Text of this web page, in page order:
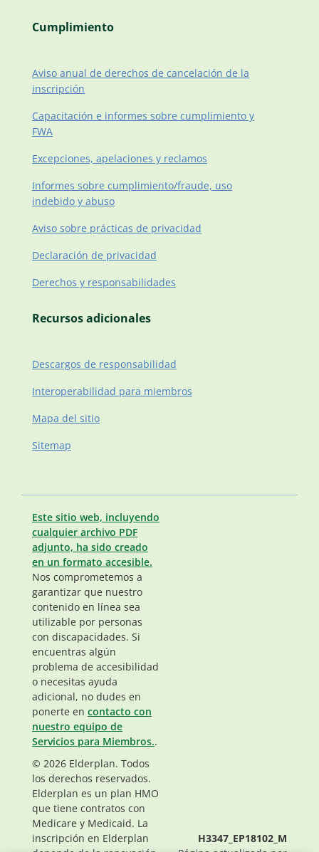
Cumplimiento
Aviso anual de derechos de cancelación de la
inscripción
Capacitación e informes sobre cumplimiento y
FWA
Excepciones, apelaciones y reclamos
Informes sobre cumplimiento/fraude, uso
indebido y abuso
Aviso sobre prácticas de privacidad
Declaración de privacidad
Derechos y responsabilidades
Recursos adicionales
Descargos de responsabilidad
Interoperabilidad para miembros
Mapa del sitio
Sitemap
Este sitio web, incluyendo
cualquier archivo PDF
adjunto, ha sido creado
en un formato accesible.
Nos comprometemos a
garantizar que nuestro
contenido en línea sea
utilizable por personas
con discapacidades. Si
encuentras algún
problema de accesibilidad
o necesitas ayuda
adicional, no dudes en
ponerte en contacto con
nuestro equipo de
Servicios para Miembros..
© 2026 Elderplan. Todos
los derechos reservados.
Elderplan es un plan HMO
que tiene contratos con
Medicare y Medicaid. La
inscripción en Elderplan
H3347_EP18102_M